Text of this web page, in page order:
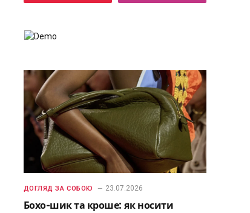
ДОГЛЯД ЗА СОБОЮ 23.07.2026
Бохо-шик та кроше: як носити